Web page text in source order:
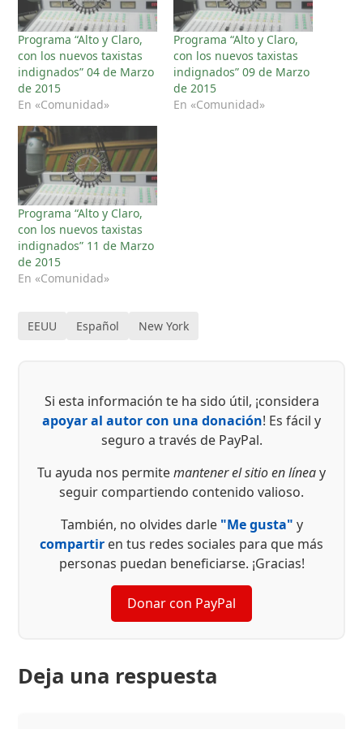
Programa “Alto y Claro,
con los nuevos taxistas
indignados” 04 de Marzo
de 2015
En «Comunidad»
Programa “Alto y Claro,
con los nuevos taxistas
indignados” 09 de Marzo
de 2015
En «Comunidad»
Programa “Alto y Claro,
con los nuevos taxistas
indignados” 11 de Marzo
de 2015
En «Comunidad»
EEUU Español New York
Si esta información te ha sido útil, ¡considera
apoyar al autor con una donación! Es fácil y
seguro a través de PayPal.
Tu ayuda nos permitemantener el sitio en líneay
seguir compartiendo contenido valioso.
También, no olvides darle "Me gusta" y
compartir en tus redes sociales para que más
personas puedan beneficiarse. ¡Gracias!
Donar con PayPal
Deja una respuesta